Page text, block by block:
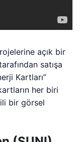
açık bir
satışa
Kartları”
her biri
bir görsel